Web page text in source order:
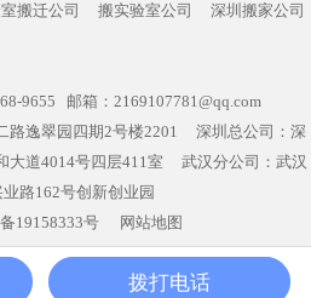
搬迁公司 搬实验室公司 深圳搬家公司
9655 邮箱：2169107781@qq.com
路逸翠园四期2号楼2201 深圳总公司：深
大道4014号四层411室 武汉分公司：武汉
路162号创新创业园
19158333号 网站地图
关于帮德运 帮德运首页
拨打电话